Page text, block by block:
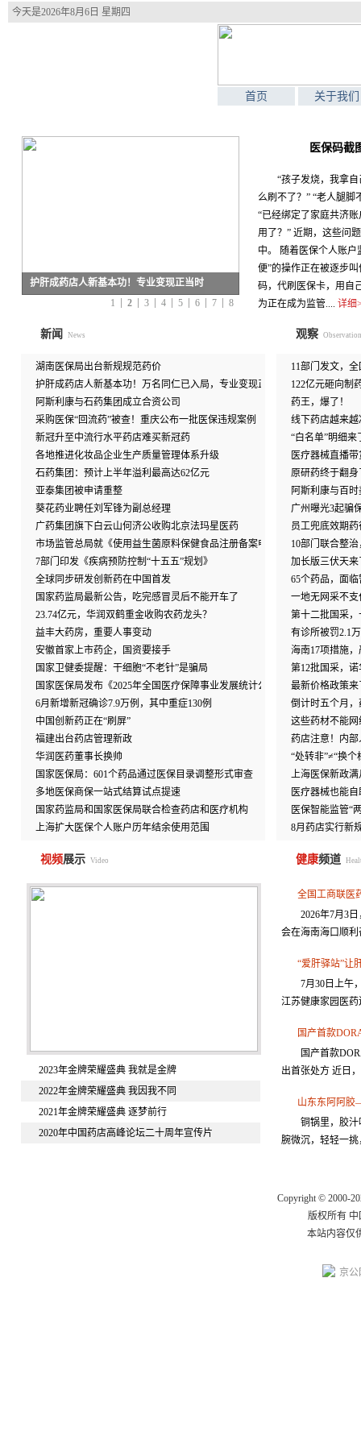
今天是2026年8月6日 星期四
首页 关于我们
护肝成药店人新基本功！专业变现正当时
1
2 3 4 5 6 7 8
医保码截
“孩子发烧，我拿
么刷不了？” “老人腿脚
“已经绑定了家庭共济
用了？” 近期，这些问
中。 随着医保个人账户
便”的操作正在被逐步
码，代刷医保卡，用
为正在成为监管.... 详细
新闻 News
湖南医保局出台新规规范药价
护肝成药店人新基本功！万名同仁已入局，专业变现正当时
阿斯利康与石药集团成立合资公司
采购医保“回流药”被查！重庆公布一批医保违规案例
新冠升至中流行水平药店难买新冠药
各地推进化妆品企业生产质量管理体系升级
石药集团：预计上半年溢利最高达62亿元
亚泰集团被申请重整
葵花药业聘任刘军锋为副总经理
广药集团旗下白云山何济公收购北京法玛星医药
市场监管总局就《使用益生菌原料保健食品注册备案申报规定（征求意见稿
7部门印发《疾病预防控制“十五五”规划》
全球同步研发创新药在中国首发
国家药监局最新公告，吃完感冒灵后不能开车了
23.74亿元，华润双鹤重金收购农药龙头？
益丰大药房，重要人事变动
安徽首家上市药企，国资要接手
国家卫健委提醒：干细胞“不老针”是骗局
国家医保局发布《2025年全国医疗保障事业发展统计公报》
6月新增新冠确诊7.9万例，其中重症130例
中国创新药正在“刷屏”
福建出台药店管理新政
华润医药董事长换帅
国家医保局：601个药品通过医保目录调整形式审查
多地医保商保一站式结算试点提速
国家药监局和国家医保局联合检查药店和医疗机构
上海扩大医保个人账户历年结余使用范围
观察 Observation
11部门发文，
122亿元砸向制
药王，爆了！
线下药店越来
“白名单”明细
医疗器械直播
原研药终于翻身
阿斯利康与百
广州曝光3起骗
员工兜底效期
10部门联合整
加长版三伏天
65个药品，面
一地无网采不支
第十二批国采
有诊所被罚2.1
海南17项措施
第12批国采，
最新价格政策来
倒计时五个月
这些药材不能网
药店注意！内
“处转非”≠“换
上海医保新政
医疗器械也能
医保智能监管“
8月药店实行新
视频展示 Video
2023年金牌荣耀盛典 我就是金牌
2022年金牌荣耀盛典 我因我不同
2021年金牌荣耀盛典 逐梦前行
2020年中国药店高峰论坛二十周年宣传片
健康频道
全国工商联医
2026年7月3
会在海南海口顺
“爱肝驿站”让
7月30日上午
江苏健康家园医
国产首款
国产首款
出首张处方 近日
山东东阿阿胶
铜锅里，胶
腕微沉，轻轻一
Copyright © 2000-
版权所有
本站内容仅
京公